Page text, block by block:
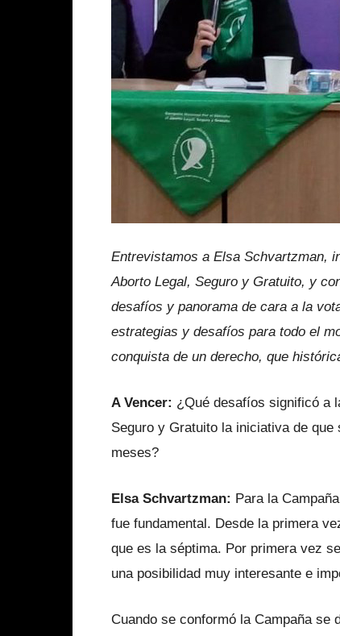
Entrevistamos a Elsa Schvartzman,
Aborto Legal, Seguro y Gratuito, y
desafíos y panorama de cara a la
estrategias y desafíos para todo el
conquista de un derecho, que
A Vencer: ¿Qué desafíos significó a
Seguro y Gratuito la iniciativa de
meses?
Elsa Schvartzman: Para la
fue fundamental. Desde la primera
que es la séptima. Por primera vez
una posibilidad muy interesante e
Cuando se conformó la Campaña se